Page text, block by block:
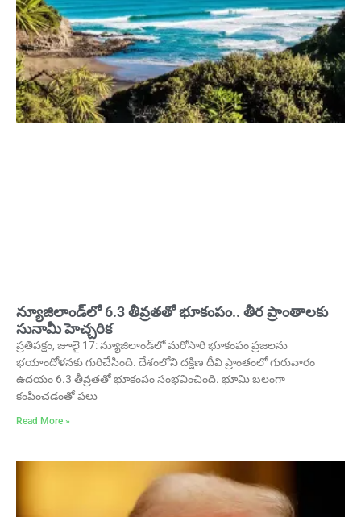
న్యూజిలాండ్‌లో 6.3 తీవ్రతతో భూకంపం.. తీర ప్రాంతాలకు
సునామీ హెచ్చరిక
ప్రతిపక్షం, జూలై 17: న్యూజిలాండ్‌లో మరోసారి భూకంపం ప్రజలను
భయాందోళనకు గురిచేసింది. దేశంలోని దక్షిణ దీవి ప్రాంతంలో గురువారం
ఉదయం 6.3 తీవ్రతతో భూకంపం సంభవించింది. భూమి బలంగా
కంపించడంతో పలు
Read More »